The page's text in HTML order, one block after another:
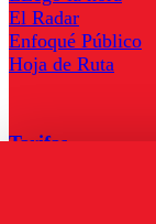
El Radar
Enfoqué Público
Hoja de Ruta
Tarifas